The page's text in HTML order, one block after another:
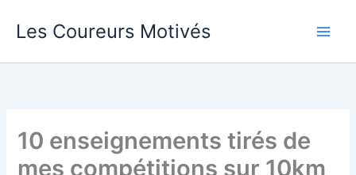
Les Coureurs Motivés
10 enseignements tirés de
mes compétitions sur 10km